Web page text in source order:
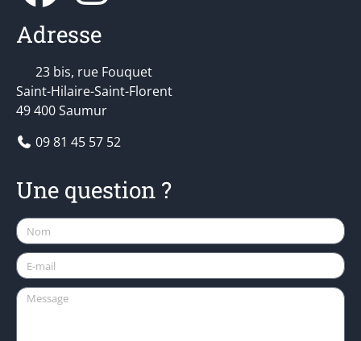
Adresse
23 bis, rue Fouquet
Saint-Hilaire-Saint-Florent
49 400 Saumur
09 81 45 57 52
Une question ?